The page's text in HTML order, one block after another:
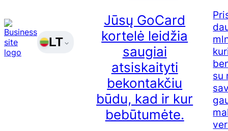
LT
Jūsų GoCard
kortelė leidžia
saugiai
atsiskaityti
bekontakčiu
būdu, kad ir kur
bebūtumėte.
su